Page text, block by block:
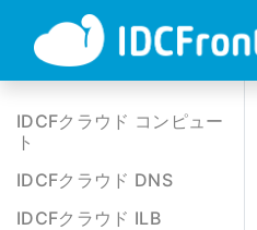
IDCFクラウド コンピュー
ト
IDCFクラウド DNS
IDCFクラウド ILB